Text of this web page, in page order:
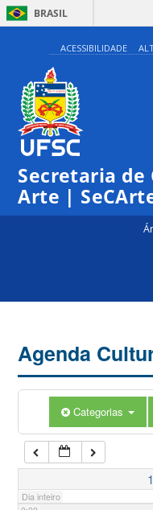
BRASIL
ACESSIBILIDADE
Secretaria de
Arte |
Agenda
Categorias
Dia inteiro